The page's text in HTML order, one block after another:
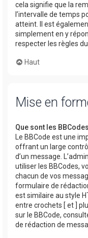
cela signifie que la
l’intervalle de temps
atteint. Il est
simplement en y
respecter les règles
Haut
Mise en
Que sont les
Le BBCode est une
offrant un large
d’un message.
utiliser les BBCodes,
chacun de vos
formulaire de
est similaire au style
entre crochets [ et ]
sur le BBCode,
de rédaction de